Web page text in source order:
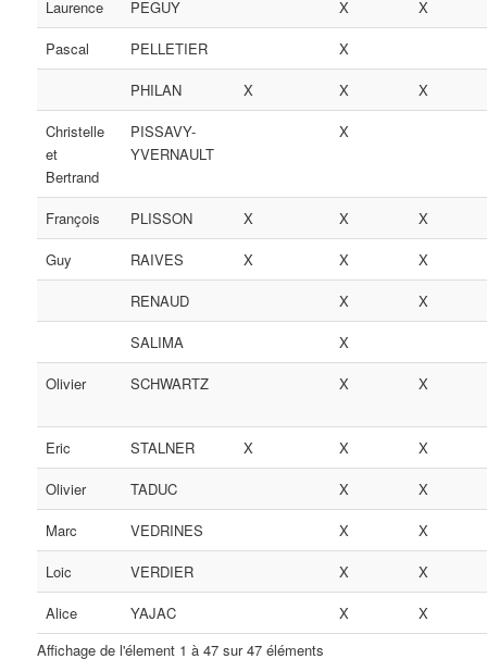
Laurence
PEGUY X
X
Pascal
PELLETIER
X
PHILAN
X X
X
Christelle
et
Bertrand
PISSAVY-
YVERNAULT
X
François PLISSON X X
X
Guy
RAIVES X X
X
RENAUD
X
X
SALIMA
X
Olivier
SCHWARTZ X X
Eric STALNER X X
X
Olivier
TADUC X
X
Marc
VEDRINES X
X
Loic
VERDIER X
X
Alice
YAJAC X
X
Affichage de l'élement 1 à 47 sur 47 éléments